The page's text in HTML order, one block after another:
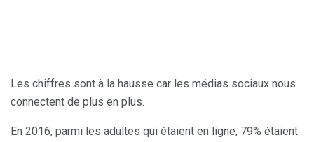
Les chiffres sont à la hausse car les médias sociaux nous
connectent de plus en plus.
En 2016, parmi les adultes qui étaient en ligne, 79% étaient